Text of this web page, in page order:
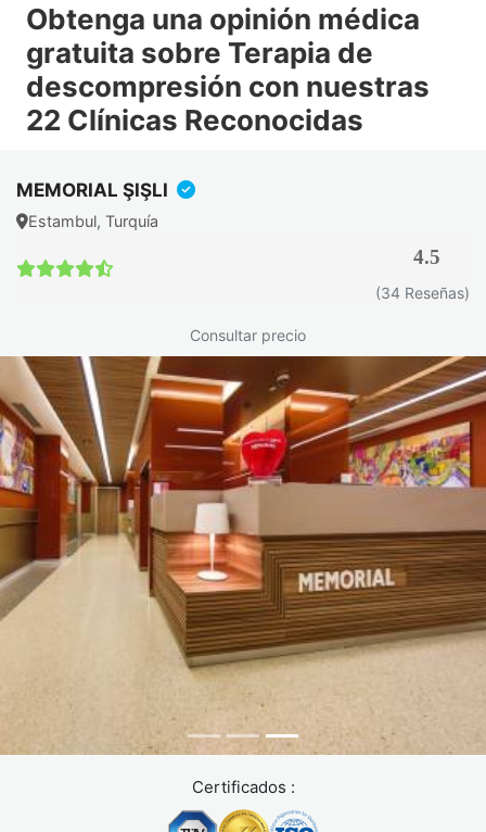
Obtenga una opinión médica
gratuita sobre Terapia de
descompresión con nuestras
22 Clínicas Reconocidas
MEMORIAL ŞIŞLI
Estambul, Turquía
4.5
(34 Reseñas)
Consultar precio
Certificados :